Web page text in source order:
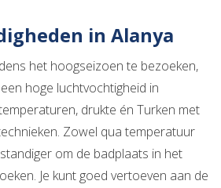
in Alanya
het hoogseizoen te bezoeken,
hoge luchtvochtigheid in
drukte én Turken met
Zowel qua temperatuur
om de badplaats in het
Je kunt goed vertoeven aan de